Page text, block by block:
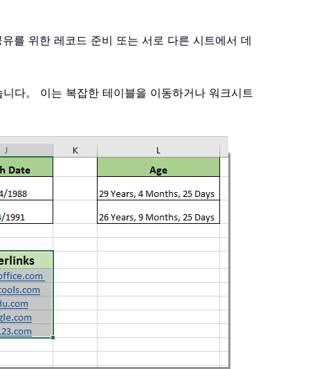
를 위한 레코드 준비 또는 서로 다른 시트에서 데
다。 이는 복잡한 테이블을 이동하거나 워크시트